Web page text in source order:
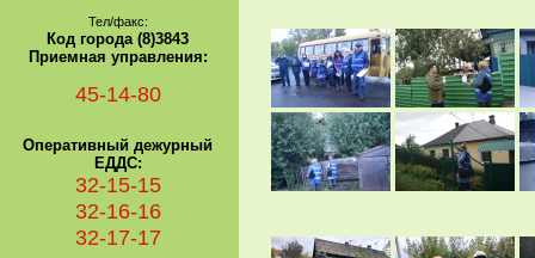
Тел/факс:
Код города (8)3843
Приемная управления:
45-14-80
Оперативный дежурный
ЕДДС:
32-15-15
32-16-16
32-17-17